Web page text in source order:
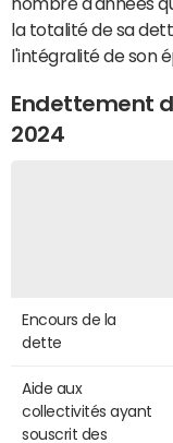
la totalité de sa
l'intégralité de son
Endettement
2024
Encours de la
dette
Aide aux
collectivités ayant
souscrit des